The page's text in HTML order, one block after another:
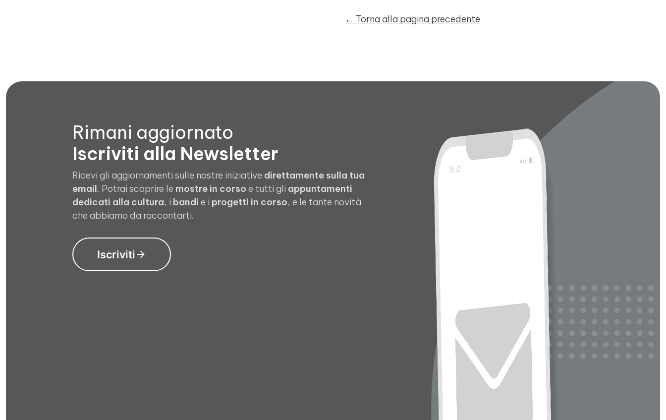
← Torna alla pagina precedente
Rimani aggiornato
Iscriviti alla Newsletter
Ricevi gli aggiornamenti sulle nostre iniziative direttamente sulla tua
email. Potrai scoprire le mostre in corso e tutti gli appuntamenti
dedicati alla cultura, i bandi e i progetti in corso, e le tante novità
che abbiamo da raccontarti.
Iscriviti